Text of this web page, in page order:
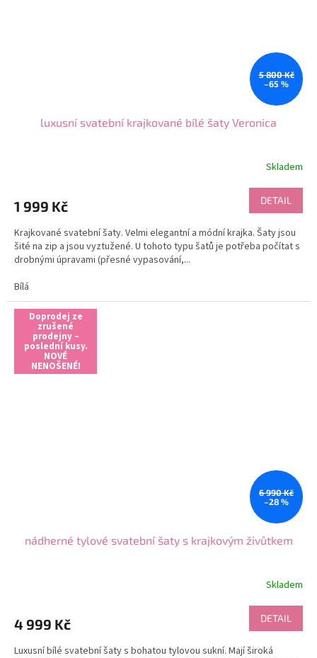
5 800 Kč
–65 %
luxusní svatební krajkované bílé šaty Veronica
Skladem
1 999 Kč DETAIL
Krajkované svatební šaty. Velmi elegantní a módní krajka. Šaty jsou
šité na zip a jsou vyztužené. U tohoto typu šatů je potřeba počítat s
drobnými úpravami (přesné vypasování,...
Bílá
Doprodej ze
zrušené
prodejny –
poslední kusy.
NOVÉ
NENOŠENÉ!
6 990 Kč
–28 %
nádherné tylové svatební šaty s krajkovým živůtkem
Skladem
4 999 Kč DETAIL
Luxusní bílé svatební šaty s bohatou tylovou sukní. Mají široká